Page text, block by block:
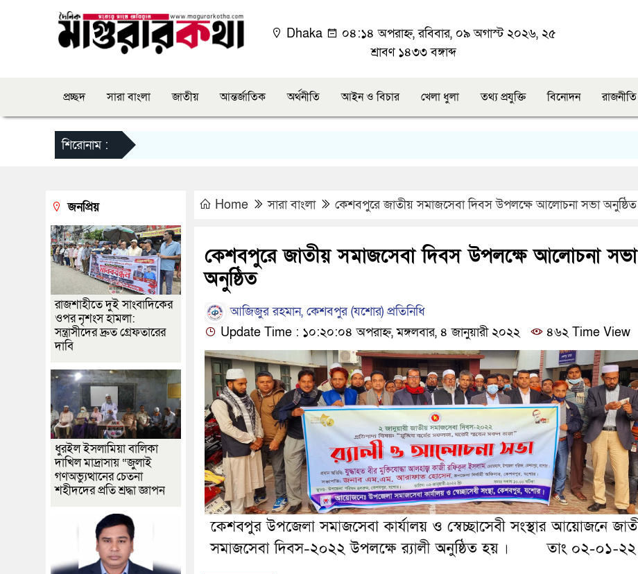
Dhaka
০৪:১৪ অপরাহ্ন, রবিবার, ০৯ অগাস্ট ২০২৬, ২৫
শ্রাবণ ১৪৩৩ বঙ্গাব্দ
প্রচ্ছদ সারা বাংলা জাতীয় আন্তর্জাতিক অর্থনীতি আইন ও বিচার খেলা ধুলা তথ্য প্রযুক্তি বিনোদন রাজনীতি
শিরোনাম :
Home সারা বাংলা কেশবপুরে জাতীয় সমাজসেবা দিবস উপলক্ষে আলোচনা সভা অনুষ্ঠিত
কেশবপুরে জাতীয় সমাজসেবা দিবস উপলক্ষে আলোচনা সভা
অনুষ্ঠিত
আজিজুর রহমান, কেশবপুর (যশোর) প্রতিনিধি
Update Time : ১০:২০:০৪ অপরাহ্ন, মঙ্গলবার, ৪ জানুয়ারী ২০২২
৪৬২ Time View
জনপ্রিয়
রাজশাহীতে দুই সাংবাদিকের
ওপর নৃশংস হামলা:
সন্ত্রাসীদের দ্রুত গ্রেফতারের
দাবি
ধুরইল ইসলামিয়া বালিকা
দাখিল মাদ্রাসায় “জুলাই
গণঅভ্যুত্থানের চেতনা
শহীদদের প্রতি শ্রদ্ধা জ্ঞাপন